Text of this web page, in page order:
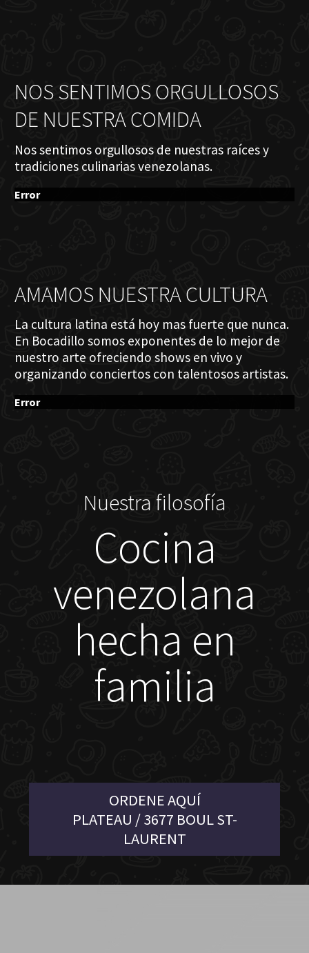
NOS SENTIMOS ORGULLOSOS
DE NUESTRA COMIDA
Nos sentimos orgullosos de nuestras raíces y
tradiciones culinarias venezolanas.
Error
AMAMOS NUESTRA CULTURA
La cultura latina está hoy mas fuerte que nunca.
En Bocadillo somos exponentes de lo mejor de
nuestro arte ofreciendo shows en vivo y
organizando conciertos con talentosos artistas.
Error
Nuestra filosofía
Cocina
venezolana
hecha en
familia
ORDENE AQUÍ
PLATEAU / 3677 BOUL ST-
LAURENT